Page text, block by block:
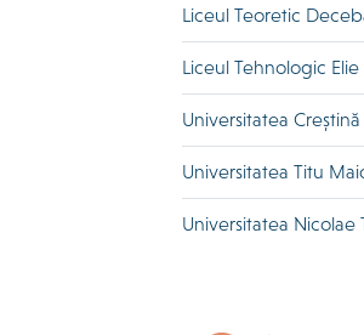
Liceul Teoretic
Liceul Tehnologic Elie
Universitatea
Universitatea Titu
Universitatea Nicolae